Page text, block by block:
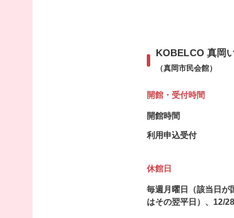
KOBELCO 真岡
（真岡市民会館）
開館・受付時間
開館時間
利用申込受付
休館日
毎週月曜日（該当日が
はその翌平日）、12/